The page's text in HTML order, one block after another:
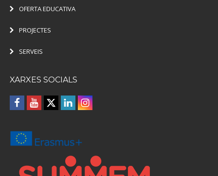
OFERTA EDUCATIVA
PROJECTES
SERVEIS
XARXES SOCIALS